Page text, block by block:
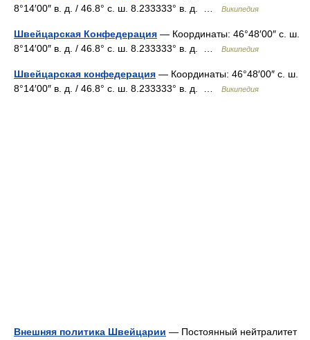
8°14′00″ в. д. / 46.8° с. ш. 8.233333° в. д. …
Википедия
Швейцарская Конфедерация — Координаты: 46°48′00″ с. ш.
8°14′00″ в. д. / 46.8° с. ш. 8.233333° в. д. …
Википедия
Швейцарская конфедерация — Координаты: 46°48′00″ с. ш.
8°14′00″ в. д. / 46.8° с. ш. 8.233333° в. д. …
Википедия
Внешняя политика Швейцарии — Постоянный нейтралитет